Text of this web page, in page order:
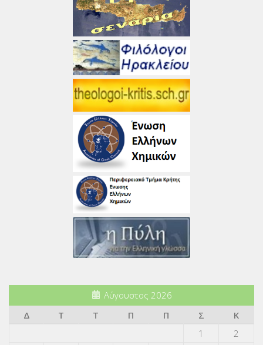
Αύγουστος 2026
Δ
Τ Τ Π Π Σ
Κ
1
2